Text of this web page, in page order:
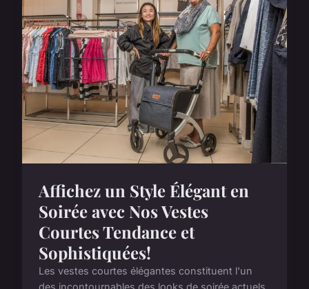
Affichez un Style Élégant en
Soirée avec Nos Vestes
Courtes Tendance et
Sophistiquées!
Les vestes courtes élégantes constituent l'un
des incontournables des looks de soirée actuels.